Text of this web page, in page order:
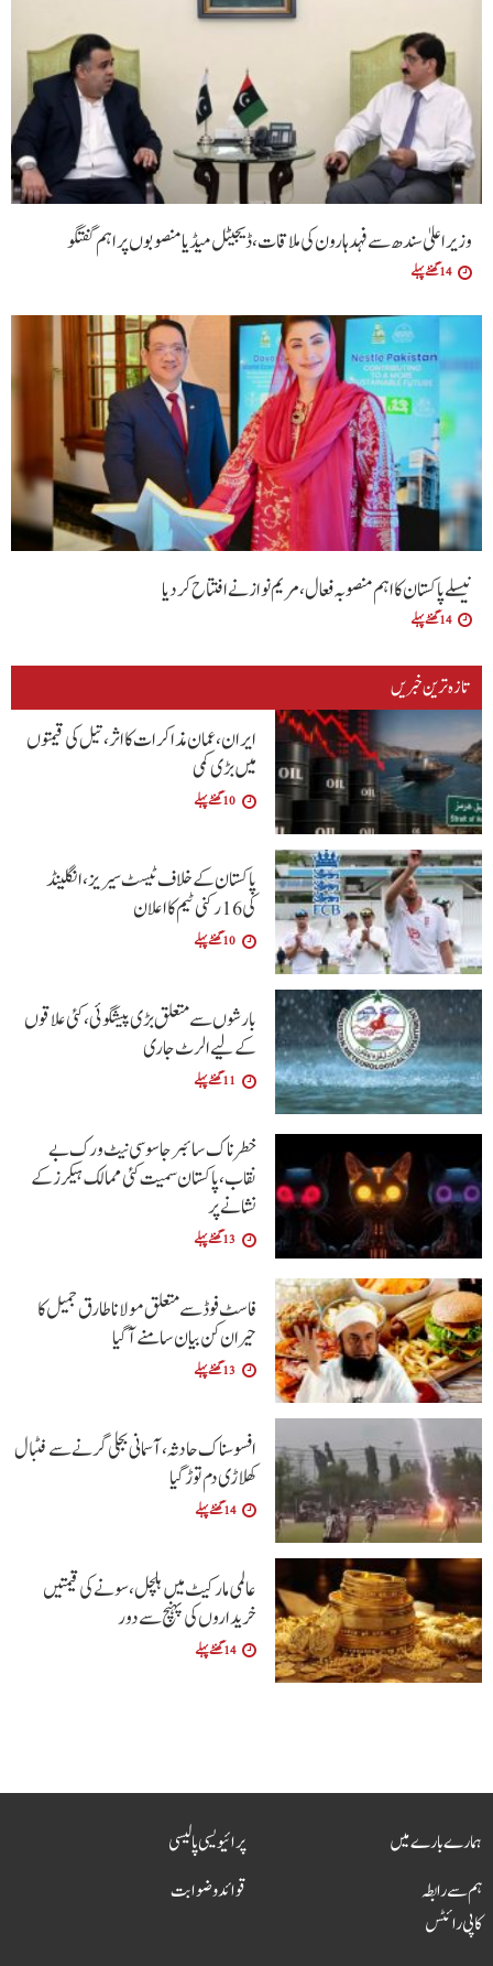
وزیراعلیٰ سندھ سے فہد ہارون کی ملاقات، ڈیجیٹل میڈیا منصوبوں پر اہم گفتگو
14 گھنٹے پہلے
نیسلے پاکستان کا اہم منصوبہ فعال، مریم نواز نے افتتاح کر دیا
14 گھنٹے پہلے
تازہ ترین خبریں
ایران، عمان مذاکرات کا اثر، تیل کی قیمتوں
میں بڑی کمی
10 گھنٹے پہلے
پاکستان کے خلاف ٹیسٹ سیریز، انگلینڈ
کی 16 رکنی ٹیم کا اعلان
10 گھنٹے پہلے
بارشوں سے متعلق بڑی پیشگوئی، کئی علاقوں
کے لیے الرٹ جاری
11 گھنٹے پہلے
خطرناک سائبر جاسوسی نیٹ ورک بے
نقاب، پاکستان سمیت کئی ممالک ہیکرز کے
نشانے پر
13 گھنٹے پہلے
فاسٹ فوڈ سے متعلق مولانا طارق جمیل کا
حیران کن بیان سامنے آگیا
13 گھنٹے پہلے
افسوسناک حادثہ، آسمانی بجلی گرنے سے فٹبال
کھلاڑی دم توڑ گیا
14 گھنٹے پہلے
عالمی مارکیٹ میں ہلچل، سونے کی قیمتیں
خریداروں کی پہنچ سے دور
14 گھنٹے پہلے
ہمارے بارے میں
ہم سے رابطہ
پرائیویسی پالیسی
قوائد و ضوابت
کاپی رائٹس